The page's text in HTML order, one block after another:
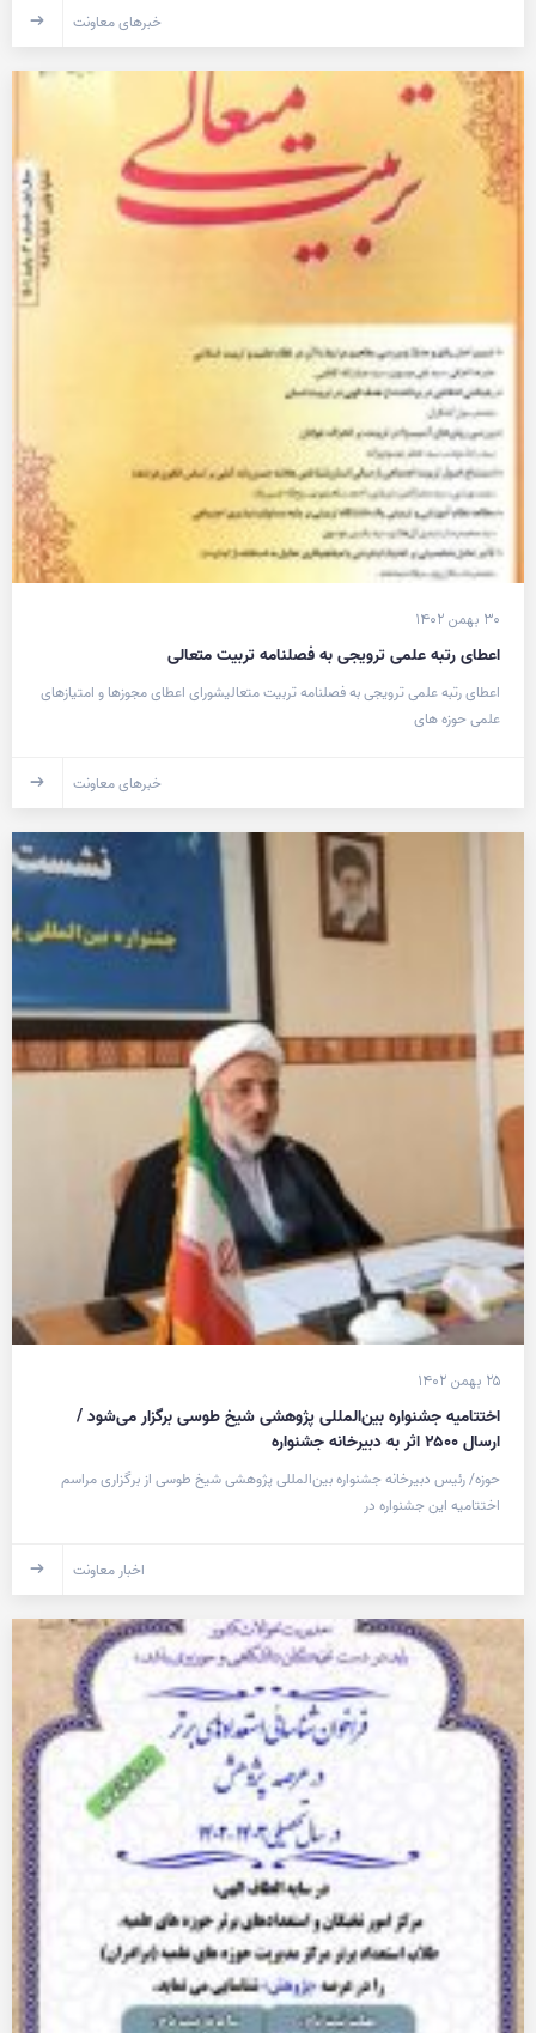
خبرهای معاونت
۳۰ بهمن ۱۴۰۲
اعطای رتبه علمی ترویجی به فصلنامه تربیت متعالی
اعطای رتبه علمی ترویجی به فصلنامه تربیت متعالیشورای اعطای مجوزها و امتیازهای
علمی حوزه های
خبرهای معاونت
۲۵ بهمن ۱۴۰۲
اختتامیه جشنواره بین‌المللی پژوهشی شیخ طوسی برگزار می‌شود /
ارسال ۲۵۰۰ اثر به دبیرخانه جشنواره
حوزه/ رئیس دبیرخانه جشنواره بین‌المللی پژوهشی شیخ طوسی از برگزاری مراسم
اختتامیه این جشنواره در
اخبار معاونت